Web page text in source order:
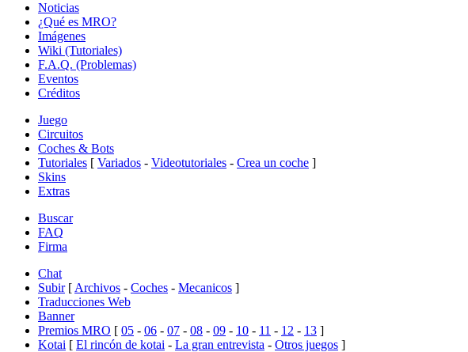
Noticias
¿Qué es MRO?
Imágenes
Wiki (Tutoriales)
F.A.Q. (Problemas)
Eventos
Créditos
Juego
Circuitos
Coches & Bots
Tutoriales [ Variados - Videotutoriales - Crea un coche ]
Skins
Extras
Buscar
FAQ
Firma
Chat
Subir [ Archivos - Coches - Mecanicos ]
Traducciones Web
Banner
Premios MRO [ 05 - 06 - 07 - 08 - 09 - 10 - 11 - 12 - 13 ]
Kotai [ El rincón de kotai - La gran entrevista - Otros juegos ]